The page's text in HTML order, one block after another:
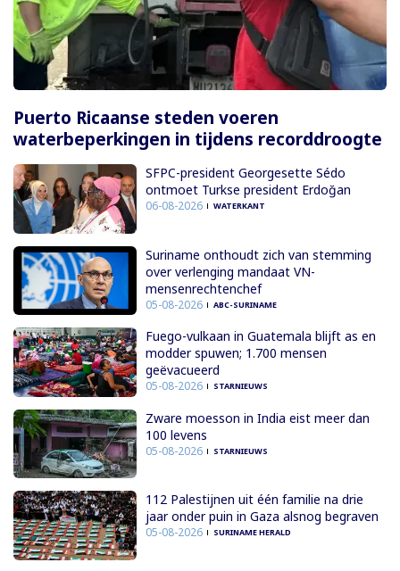
Puerto Ricaanse steden voeren
waterbeperkingen in tijdens recorddroogte
SFPC-president Georgesette Sédo
ontmoet Turkse president Erdoğan
06-08-2026 WATERKANT
Suriname onthoudt zich van stemming
over verlenging mandaat VN-
mensenrechtenchef
05-08-2026 ABC-SURINAME
Fuego-vulkaan in Guatemala blijft as en
modder spuwen; 1.700 mensen
geëvacueerd
05-08-2026 STARNIEUWS
Zware moesson in India eist meer dan
100 levens
05-08-2026 STARNIEUWS
112 Palestijnen uit één familie na drie
jaar onder puin in Gaza alsnog begraven
05-08-2026 SURINAME HERALD